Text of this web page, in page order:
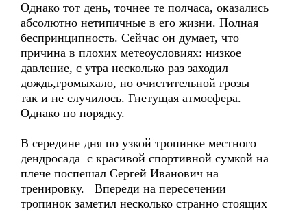
Однако тот день, точнее те полчаса, оказались
абсолютно нетипичные в его жизни. Полная
беспринципность. Сейчас он думает, что
причина в плохих метеоусловиях: низкое
давление, с утра несколько раз заходил
дождь,громыхало, но очистительной грозы
так и не случилось. Гнетущая атмосфера.
Однако по порядку.
В середине дня по узкой тропинке местного
дендросада с красивой спортивной сумкой на
плече поспешал Сергей Иванович на
тренировку. Впереди на пересечении
тропинок заметил несколько странно стоящих